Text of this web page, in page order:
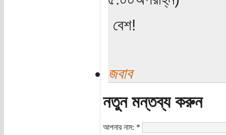
বেশ!
জবাব
নতুন মন্তব্য করুন
আপনার নাম: *